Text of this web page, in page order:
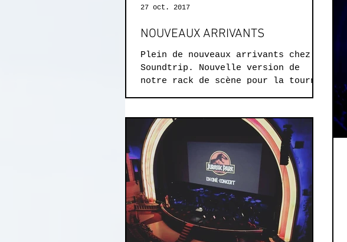
NOUVEAUX ARRIVANTS
Plein de nouveaux arrivants chez
Soundtrip. Nouvelle version de
notre rack de scène pour la tournée
27 oct. 2017